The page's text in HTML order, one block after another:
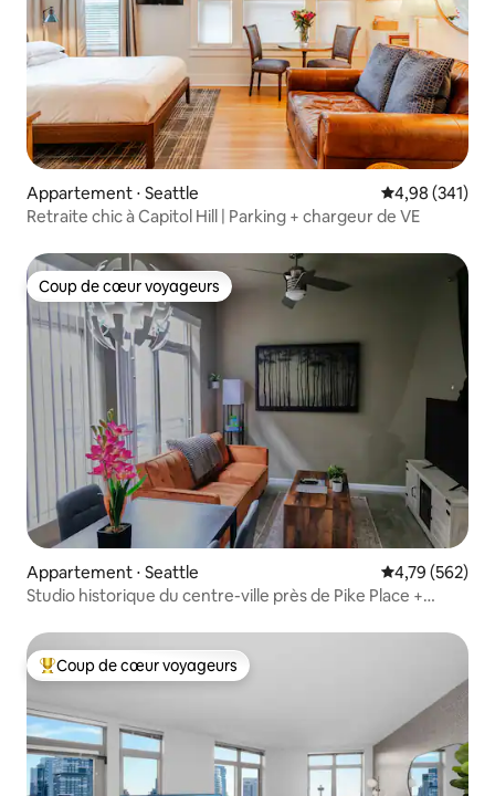
Appartement ⋅ Seattle Évaluation
4,98 (341)
Retraite chic à Capitol Hill | Parking + chargeur de VE
Coup de cœur voyageurs
Coup de cœur voyageurs
Appartement ⋅ Seattle Évaluation
4,79 (562)
Studio historique du centre-ville près de Pike Place +
Coups de cœur voyageurs les plus appréciés
Coup de cœur voyageurs